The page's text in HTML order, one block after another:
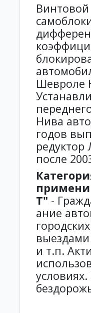
Винтовой
Шевроле
Нива
годов
редуктор
после
Т" -
ание
и т.п.